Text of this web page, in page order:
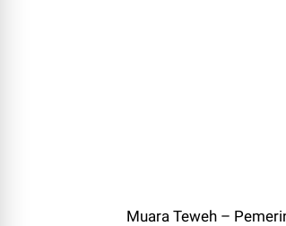
Muara Teweh –